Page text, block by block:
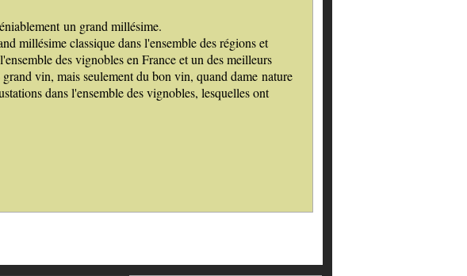
un grand millésime.
millésime classique dans l'ensemble des régions et
des vignobles en France et un des meilleurs
vin, mais seulement du bon vin, quand dame nature
dans l'ensemble des vignobles, lesquelles ont